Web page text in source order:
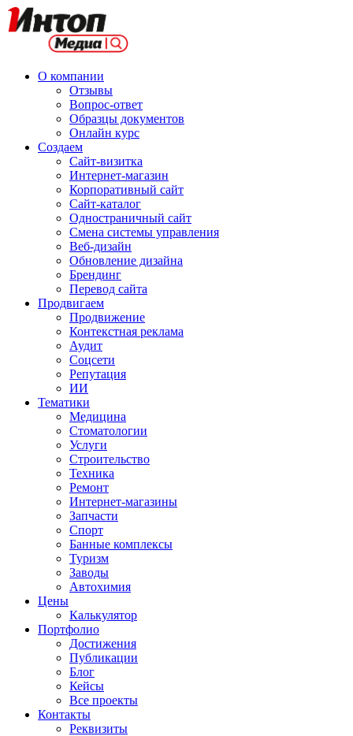
О компании
Отзывы
Вопрос-ответ
Образцы документов
Онлайн курс
Создаем
Сайт-визитка
Интернет-магазин
Корпоративный сайт
Сайт-каталог
Одностраничный сайт
Смена системы управления
Веб-дизайн
Обновление дизайна
Брендинг
Перевод сайта
Продвигаем
Продвижение
Контекстная реклама
Аудит
Соцсети
Репутация
ИИ
Тематики
Медицина
Стоматологии
Услуги
Строительство
Техника
Ремонт
Интернет-магазины
Запчасти
Спорт
Банные комплексы
Туризм
Заводы
Автохимия
Цены
Калькулятор
Портфолио
Достижения
Публикации
Блог
Кейсы
Все проекты
Контакты
Реквизиты